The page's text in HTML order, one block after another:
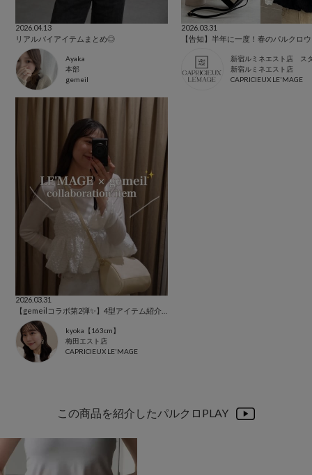
2026.04.13
リアルバイアイテムまとめ◎
Ayaka
本部
gemeil
2026.03.31
新宿ルミネエスト店 ス
新宿ルミネエスト店
CAPRICIEUX LE'MAGE
2026.03.31
kyoka【163cm】
梅田エスト店
CAPRICIEUX LE'MAGE
この商品を紹介したパルクロPLAY